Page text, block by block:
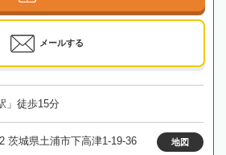
メールする
」徒歩15分
茨城県土浦市下高津1-19-36 地図